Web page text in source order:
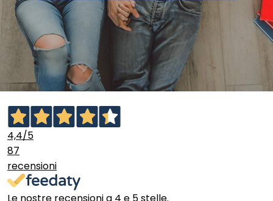
4,4/5
87
recensioni